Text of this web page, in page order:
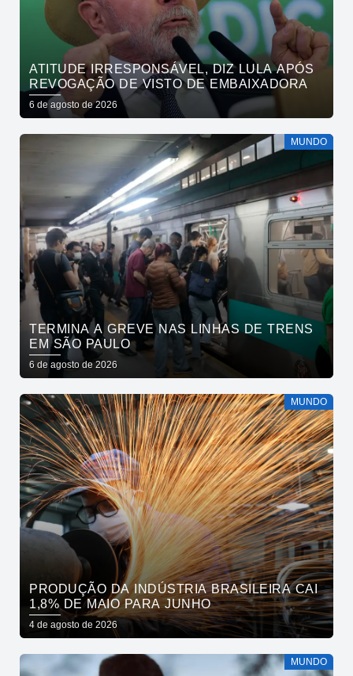
ATITUDE IRRESPONSÁVEL, DIZ LULA APÓS
REVOGAÇÃO DE VISTO DE EMBAIXADORA
6 de agosto de 2026
MUNDO
TERMINA A GREVE NAS LINHAS DE TRENS
EM SÃO PAULO
6 de agosto de 2026
MUNDO
PRODUÇÃO DA INDÚSTRIA BRASILEIRA CAI
1,8% DE MAIO PARA JUNHO
4 de agosto de 2026
MUNDO